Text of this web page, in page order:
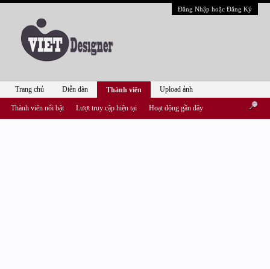
Đăng Nhập hoặc Đăng Ký
Trang chủ Diễn đàn Thành viên
Thành viên nổi bật Lượt truy cập hiện tại Hoạt động gần đây
Upload ảnh